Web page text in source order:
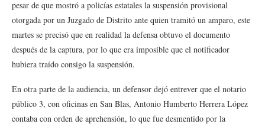
pesar de que mostró a policías estatales la suspensión provisional
otorgada por un Juzgado de Distrito ante quien tramitó un amparo, este
martes se precisó que en realidad la defensa obtuvo el documento
después de la captura, por lo que era imposible que el notificador
hubiera traído consigo la suspensión.
En otra parte de la audiencia, un defensor dejó entrever que el notario
público 3, con oficinas en San Blas, Antonio Humberto Herrera López
contaba con orden de aprehensión, lo que fue desmentido por la